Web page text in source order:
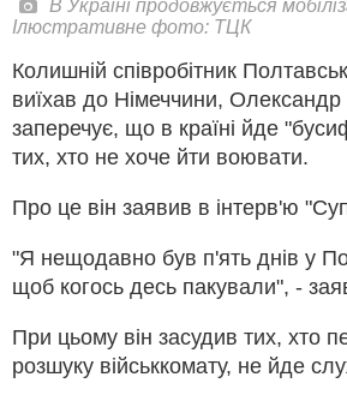
В Україні продовжується
Ілюстративне фото: ТЦК
Колишній співробітник
виїхав до Німеччини,
заперечує, що в країні йде
тих, хто не хоче йти воювати.
Про це він заявив в інтерв'ю
"Я нещодавно був п'ять днів у
щоб когось десь пакували", -
При цьому він засудив тих, хто
розшуку військкомату, не йде